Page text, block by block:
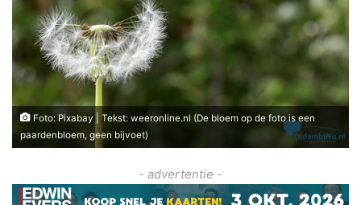
Foto: Pixabay | Tekst: weeronline.nl (De bloem op de foto is een
paardenbloem, geen bijvoet)
- advertentie -